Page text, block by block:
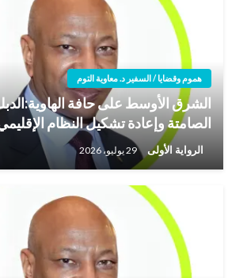
هموم وقضايا / السفير د. معاوية التوم
الشرق الأوسط على حافة
الصامتة وإعادة تشكيل النظام
الرواية الأولى 29 يوليو، 2026